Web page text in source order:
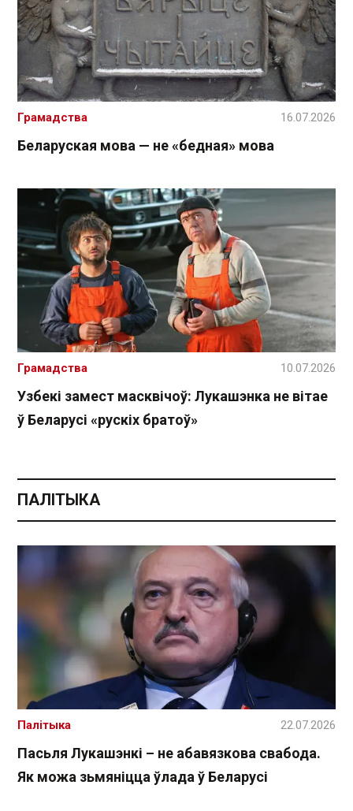
Беларуская мова — не «бедная» мова
Грамадства 16.07.2026
Узбекі замест масквічоў: Лукашэнка не вітае
ў Беларусі «рускіх братоў»
Грамадства 10.07.2026
ПАЛІТЫКА
Пасьля Лукашэнкі – не абавязкова свабода.
Як можа зьмяніцца ўлада ў Беларусі
Палітыка 22.07.2026